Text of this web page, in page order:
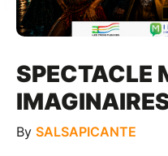
SPECTACLE
By SALSAPICANTE